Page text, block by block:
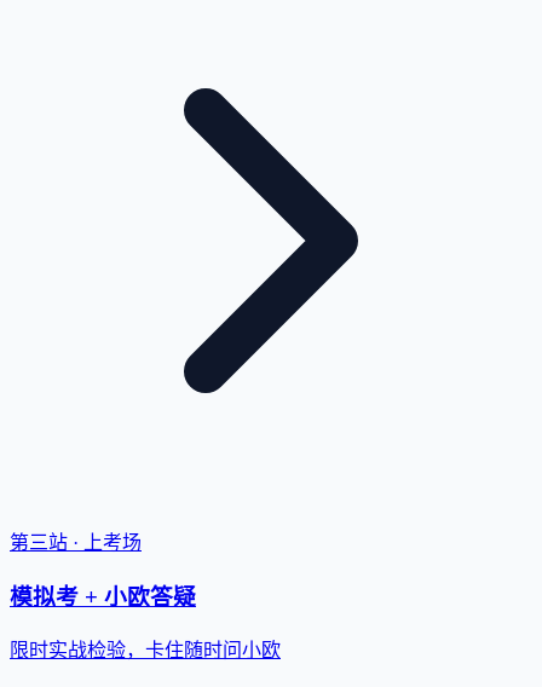
第三站 · 上考场
模拟考 + 小欧答疑
限时实战检验，卡住随时问小欧